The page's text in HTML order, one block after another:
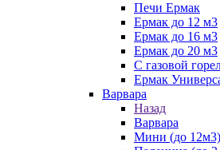
Печи Ермак
Ермак до 12 м3
Ермак до 16 м3
Ермак до 20 м3
С газовой
Ермак
Варвара
Назад
Варвара
Мини (до 12м3)